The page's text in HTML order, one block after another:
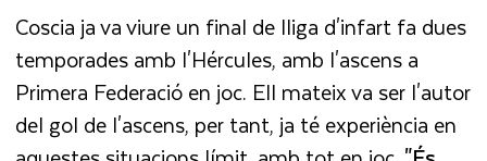
Coscia ja va viure un final de lliga d'infart fa dues
temporades amb l'Hércules, amb l'ascens a
Primera Federació en joc. Ell mateix va ser l'autor
del gol de l'ascens, per tant, ja té experiència en